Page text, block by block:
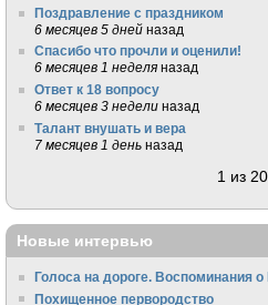
Поздравление с праздником
6 месяцев 5 дней назад
Спасибо что прочли и оценили!
6 месяцев 1 неделя назад
Ответ к 18 вопросу
6 месяцев 3 недели назад
Талант внушать и вера
7 месяцев 1 день назад
1 из 20
Новые интервью
Голоса на дороге. Воспоминания
Похищенное первородство